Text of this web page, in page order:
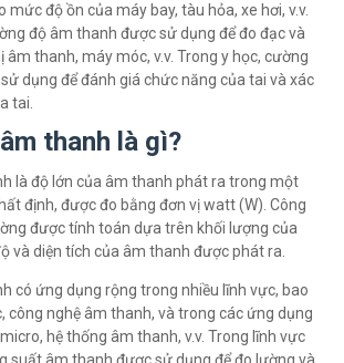
mức độ ồn của máy bay, tàu hỏa, xe hơi, v.v.
độ âm thanh được sử dụng để đo đạc và
âm thanh, máy móc, v.v. Trong y học, cường
dụng để đánh giá chức năng của tai và xác
tai.
thanh là gì?
là độ lớn của âm thanh phát ra trong một
định, được đo bằng đơn vị watt (W). Công
được tính toán dựa trên khối lượng của
và diện tích của âm thanh được phát ra.
có ứng dụng rộng trong nhiều lĩnh vực, bao
công nghệ âm thanh, và trong các ứng dụng
hệ thống âm thanh, v.v. Trong lĩnh vực